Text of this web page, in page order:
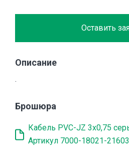
Оставить
Описание
.
Брошюра
Кабель PVC-JZ 3x0,75
Артикул 7000-18021-